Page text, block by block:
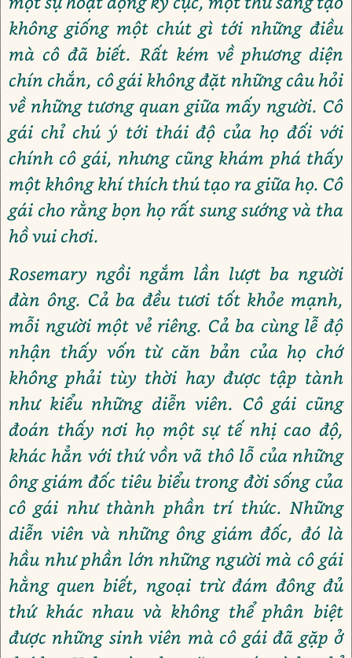
không giống một chút gì tới những điều
mà cô đã biết. Rất kém về phương diện
chín chắn, cô gái không đặt những câu hỏi
về những tương quan giữa mấy người. Cô
gái chỉ chú ý tới thái độ của họ đối với
chính cô gái, nhưng cũng khám phá thấy
một không khí thích thú tạo ra giữa họ. Cô
gái cho rằng bọn họ rất sung sướng và tha
hồ vui chơi.
Rosemary ngồi ngắm lần lượt ba người
đàn ông. Cả ba đều tươi tốt khỏe mạnh,
mỗi người một vẻ riêng. Cả ba cùng lễ độ
nhận thấy vốn từ căn bản của họ chớ
không phải tùy thời hay được tập tành
như kiểu những diễn viên. Cô gái cũng
đoán thấy nơi họ một sự tế nhị cao độ,
khác hẳn với thứ vồn vã thô lỗ của những
ông giám đốc tiêu biểu trong đời sống của
cô gái như thành phần trí thức. Những
diễn viên và những ông giám đốc, đó là
hầu như phần lớn những người mà cô gái
hằng quen biết, ngoại trừ đám đông đủ
thứ khác nhau và không thể phân biệt
được những sinh viên mà cô gái đã gặp ở